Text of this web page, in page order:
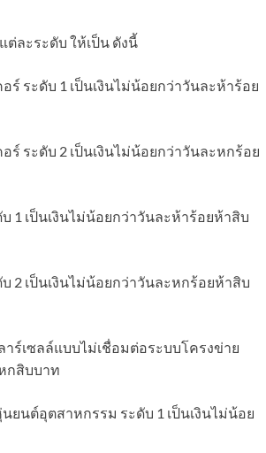
ละระดับ ให้เป็น ดังนี้
ระดับ 1 เป็นเงินไม่น้อยกว่าวันละห้าร้อย
ระดับ 2 เป็นเงินไม่น้อยกว่าวันละหกร้อย
1 เป็นเงินไม่น้อยกว่าวันละห้าร้อยห้าสิบ
2 เป็นเงินไม่น้อยกว่าวันละหกร้อยห้าสิบ
ร์เซลล์แบบไม่เชื่อมต่อระบบโครงข่าย
กสิบบาท
นต์อุตสาหกรรม ระดับ 1 เป็นเงินไม่น้อย